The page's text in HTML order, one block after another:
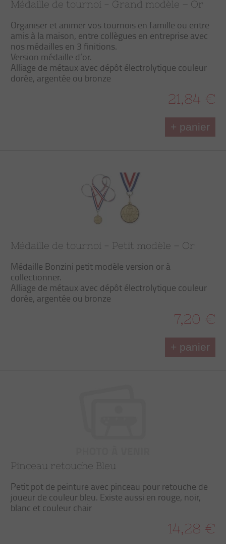
Médaille de tournoi - Grand modèle – Or
Organiser et animer vos tournois en famille ou entre
amis à la maison, entre collègues en entreprise avec
nos médailles en 3 finitions.
Version médaille d’or.
Alliage de métaux avec dépôt électrolytique couleur
dorée, argentée ou bronze
21,84 €
+ panier
Médaille de tournoi - Petit modèle – Or
Médaille Bonzini petit modèle version or à
collectionner.
Alliage de métaux avec dépôt électrolytique couleur
dorée, argentée ou bronze
7,20 €
+ panier
Pinceau retouche Bleu
Petit pot de peinture avec pinceau pour retouche de
joueur de couleur bleu. Existe aussi en rouge, noir,
blanc et couleur chair
14,28 €